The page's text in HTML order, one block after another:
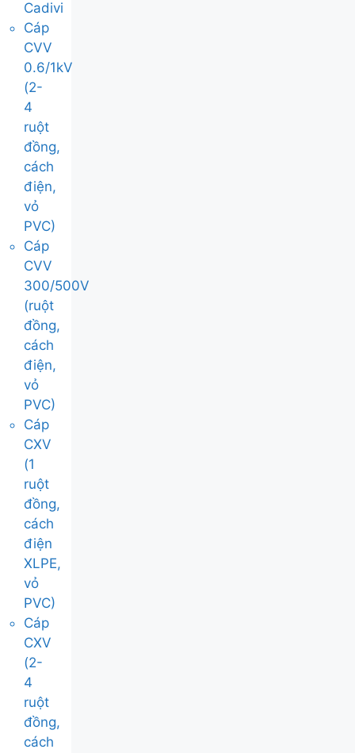
Cadivi
Cáp
CVV
0.6/1kV
(2-
4
ruột
đồng,
cách
điện,
vỏ
PVC)
Cáp
CVV
300/500V
(ruột
đồng,
cách
điện,
vỏ
PVC)
Cáp
CXV
(1
ruột
đồng,
cách
điện
XLPE,
vỏ
PVC)
Cáp
CXV
(2-
4
ruột
đồng,
cách